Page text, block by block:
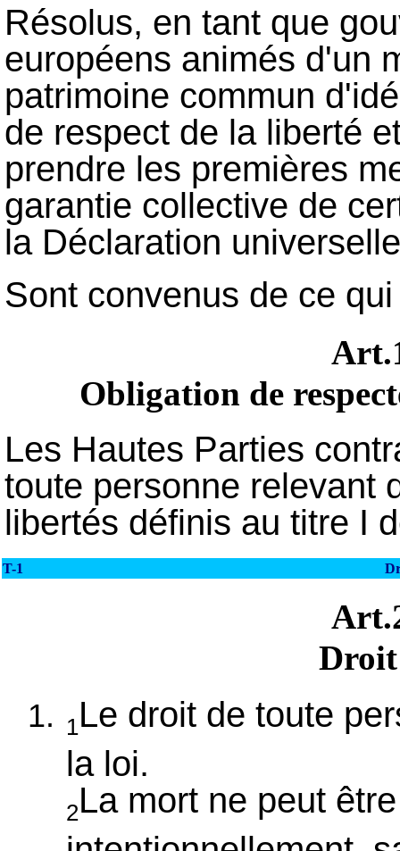
Résolus, en tant que
européens animés d'un
patrimoine commun
de respect de la liberté
prendre les premières
garantie collective de
la Déclaration
Sont convenus de ce
Obligation de
Les Hautes Parties
toute personne relevant
libertés définis au titre I
T-1
1Le droit de toute
la loi.
2La mort ne peut